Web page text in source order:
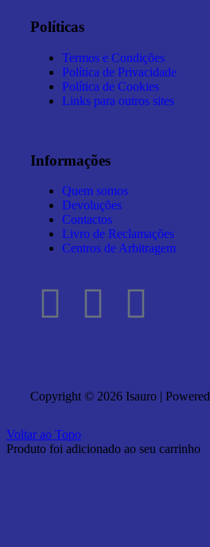
Políticas
Termos e Condições
Política de Privacidade
Política de Cookies
Links para outros sites
Informações
Quem somos
Devoluções
Contactos
Livro de Reclamações
Centros de Arbitragem
Copyright © 2026 Isauro |
Voltar ao Topo
Produto foi adicionado ao seu carrinho